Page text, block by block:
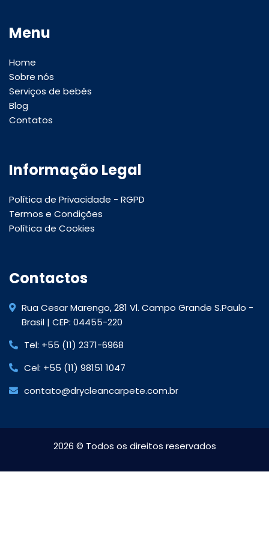
Menu
Home
Sobre nós
Serviços de bebés
Blog
Contatos
Informação Legal
Política de Privacidade - RGPD
Termos e Condições
Política de Cookies
Contactos
Rua Cesar Marengo, 281 Vl. Campo Grande S.Paulo -
Brasil | CEP: 04455-220
Tel: +55 (11) 2371-6968
Cel: +55 (11) 98151 1047
contato@drycleancarpete.com.br
2026 © Todos os direitos reservados